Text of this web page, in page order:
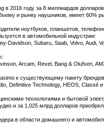
в 2016 году за 8 миллиардов
и рынку наушников, имеет 60%
ноутбуков, планшетов,
в автомобильной индустрии:
Davidson, Subaru, Saab, Volvo,
Arcam, Revel, Bang & Olufsen,
к существующему пакету
Definitive Technology, HEOS, Classé
технологиями и бытовой
и за 1,025 млрд долларов
в области домашнего и